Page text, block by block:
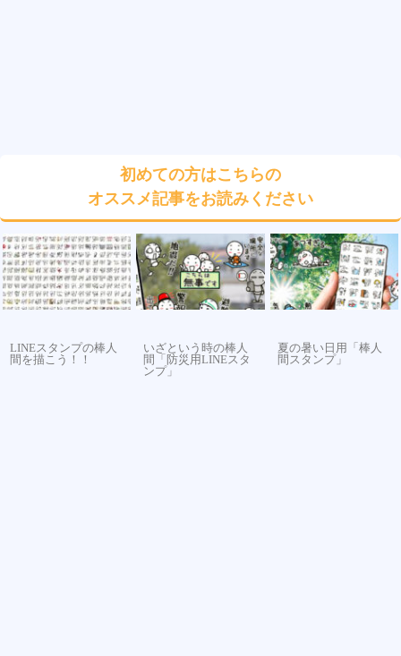
初めての方はこちらの
オススメ記事をお読みください
LINEスタンプの棒人
間を描こう！！
いざという時の棒人
間「防災用LINEスタ
ンプ」
夏の暑い日用「棒人
間スタンプ」